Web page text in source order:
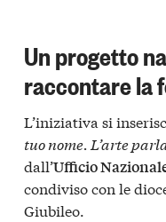
Un progetto
raccontare la
L’iniziativa si
tuo nome. L’arte
dall’Ufficio
condiviso con le
Giubileo.